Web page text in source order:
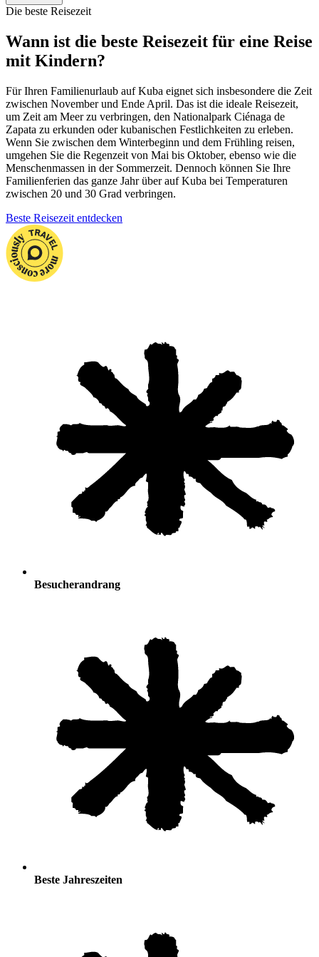
Die beste Reisezeit
Wann ist die beste Reisezeit für eine Reise
mit Kindern?
Für Ihren Familienurlaub auf Kuba eignet sich insbesondere die Zeit
zwischen November und Ende April. Das ist die ideale Reisezeit,
um Zeit am Meer zu verbringen, den Nationalpark Ciénaga de
Zapata zu erkunden oder kubanischen Festlichkeiten zu erleben.
Wenn Sie zwischen dem Winterbeginn und dem Frühling reisen,
umgehen Sie die Regenzeit von Mai bis Oktober, ebenso wie die
Menschenmassen in der Sommerzeit. Dennoch können Sie Ihre
Familienferien das ganze Jahr über auf Kuba bei Temperaturen
zwischen 20 und 30 Grad verbringen.
Beste Reisezeit entdecken
Besucherandrang
Beste Jahreszeiten